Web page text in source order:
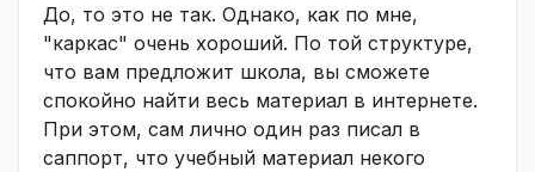
До, то это не так. Однако, как по мне,
"каркас" очень хороший. По той структуре,
что вам предложит школа, вы сможете
спокойно найти весь материал в интернете.
При этом, сам лично один раз писал в
саппорт, что учебный материал некого